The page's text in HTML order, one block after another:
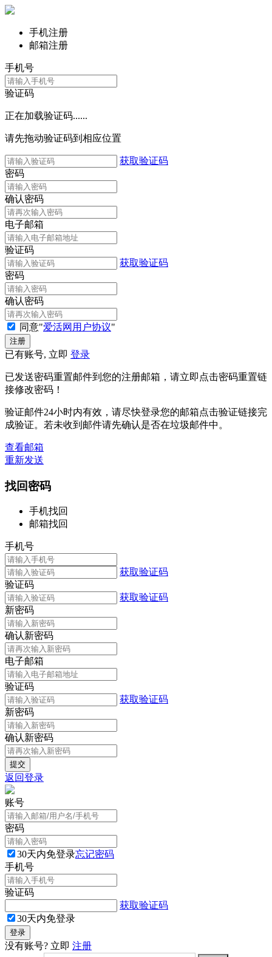
手机注册
邮箱注册
手机号
验证码
正在加载验证码......
请先拖动验证码到相应位置
获取验证码
密码
确认密码
电子邮箱
验证码
获取验证码
密码
确认密码
同意"爱活网用户协议"
已有账号, 立即 登录
已发送密码重置邮件到您的注册邮箱，请立即点击密码重置链
接修改密码！
验证邮件24小时内有效，请尽快登录您的邮箱点击验证链接完
成验证。若未收到邮件请先确认是否在垃圾邮件中。
查看邮箱
重新发送
找回密码
手机找回
邮箱找回
手机号
获取验证码
验证码
获取验证码
新密码
确认新密码
电子邮箱
验证码
获取验证码
新密码
确认新密码
返回登录
账号
密码
30天内免登录忘记密码
手机号
验证码
获取验证码
30天内免登录
没有账号? 立即 注册